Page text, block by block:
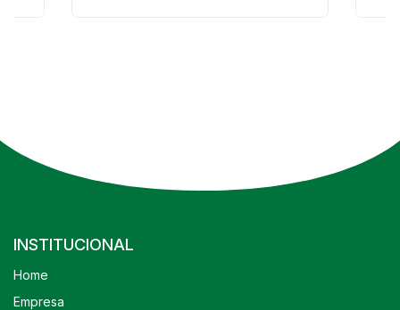
INSTITUCIONAL
Home
Empresa